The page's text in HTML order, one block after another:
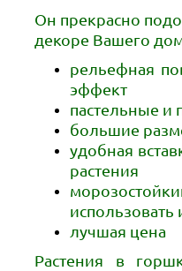
Он прекрасно
декоре Вашего
рельефная
эффект
пастельные и
большие
удобная
растения
использовать
лучшая цена
Растения в